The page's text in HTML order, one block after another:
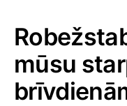
mūsu